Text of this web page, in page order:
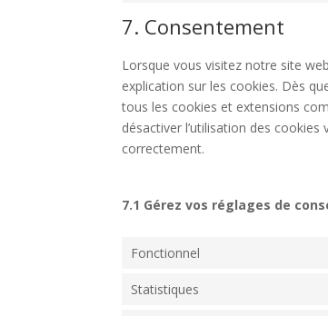
7. Consentement
Lorsque vous visitez notre site
explication sur les cookies. Dès
tous les cookies et extensions
désactiver l’utilisation des
correctement.
7.1 Gérez vos réglages de
Fonctionnel
Statistiques